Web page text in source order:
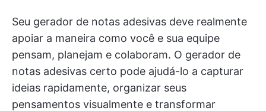
Seu gerador de notas adesivas deve realmente
apoiar a maneira como você e sua equipe
pensam, planejam e colaboram. O gerador de
notas adesivas certo pode ajudá-lo a capturar
ideias rapidamente, organizar seus
pensamentos visualmente e transformar